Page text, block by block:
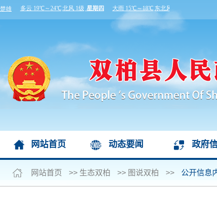
网站首页 动态要闻 政府
网站首页 >> 生态双柏 >> 图说双柏 >> 公开信息